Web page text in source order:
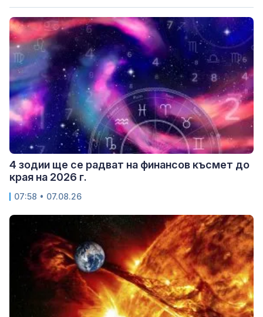
4 зодии ще се радват на финансов късмет до
края на 2026 г.
07:58 • 07.08.26